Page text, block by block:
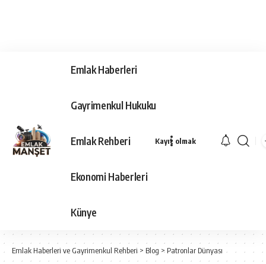
Emlak Haberleri
Gayrimenkul Hukuku
Emlak Rehberi
Ekonomi Haberleri
Künye
Kayıt olmak
Emlak Haberleri ve Gayrimenkul Rehberi> Blog > Patronlar Dünyası